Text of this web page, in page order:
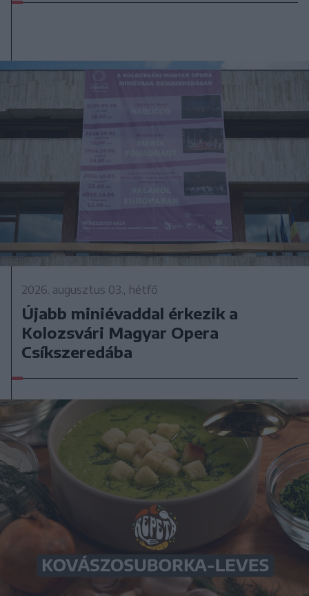
2026. augusztus 03., hétfő
Újabb miniévaddal érkezik a
Kolozsvári Magyar Opera
Csíkszeredába